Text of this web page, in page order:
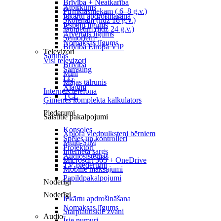
Brīvība + Neatkarība
Pirmklasniekam ( 6–8 g.v.)
Skolēnam (līdz 18 g.v.)
Jaunietim (līdz 24 g.v.)
Senioriem+
Brīvība Eiropā VIP
Sarunas
Brīvība
Mini
Mājas tālrunis
Internets telefonā
Ģimenes komplekta kalkulators
Saistītie pakalpojumi
Xplora viedpulksteņi bērniem
Multi-SIM
Interneta sargs
Microsoft 365 + OneDrive
Mobilie maksājumi
Papildpakalpojumi
Noderīgi
Starptautiskie zvani
Atpirkums
Iekārtu apdrošināšana
Iespēju līgums
Atvērtais līgums
Nomaksas līgums
Televizori
Visi televizori
Samsung
LG
Xiaomi
TCL
Piederumi
Konsoles
Spēles un kontrolieri
Projektori
Audiosistēmas
TV piederumi
Noderīgi
Iekārtu apdrošināšana
Nomaksas līgums
Audio